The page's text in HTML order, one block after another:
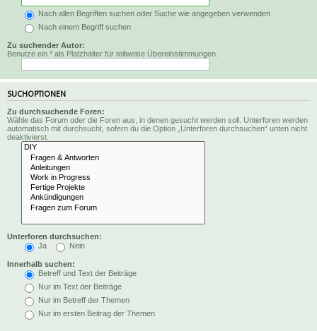
Nach allen Begriffen suchen oder Suche wie angegeben verwenden
Nach einem Begriff suchen
Zu suchender Autor:
Benutze ein * als Platzhalter für teilweise Übereinstimmungen.
SUCHOPTIONEN
Zu durchsuchende Foren:
Wähle das Forum oder die Foren aus, in denen gesucht werden soll. Unterforen werden
automatisch mit durchsucht, sofern du die Option „Unterforen durchsuchen“ unten nicht
deaktivierst.
Unterforen durchsuchen:
Ja
Nein
Innerhalb suchen:
Betreff und Text der Beiträge
Nur im Text der Beiträge
Nur im Betreff der Themen
Nur im ersten Beitrag der Themen